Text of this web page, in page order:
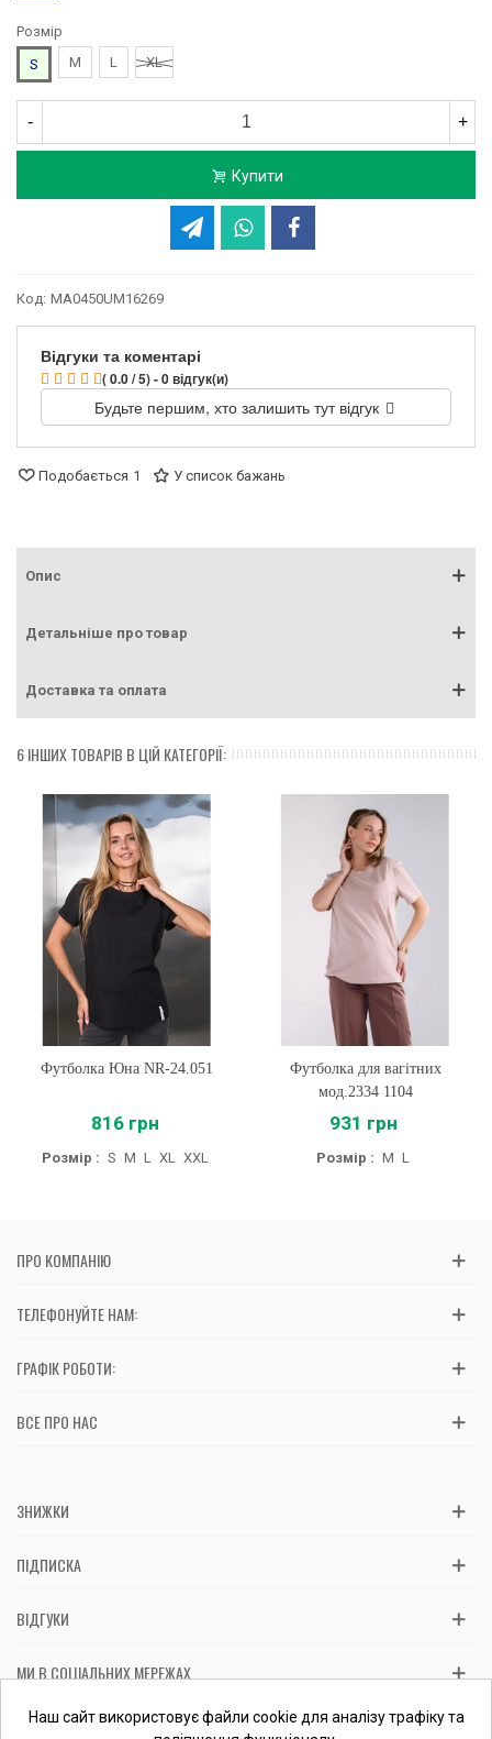
Розмір
S
M L XL
- +
Купити
Код: MA0450UM16269
Відгуки та коментарі
( 0.0 / 5) - 0 відгук(и)
Будьте першим, хто залишить тут відгук
Подобається 1 У список бажань
Опис
Детальніше про товар
Доставка та оплата
6 ІНШИХ ТОВАРІВ В ЦІЙ КАТЕГОРІЇ:
Футболка Юна NR-24.051
816 грн
Розмір : S M L XL XXL
Футболка для вагітних
мод.2334 1104
931 грн
Розмір : M L
ПРО КОМПАНІЮ
ТЕЛЕФОНУЙТЕ НАМ:
ГРАФІК РОБОТИ:
ВСЕ ПРО НАС
ЗНИЖКИ
ПІДПИСКА
ВІДГУКИ
МИ В СОЦІАЛЬНИХ МЕРЕЖАХ
Вас обслуговує: ФОП Косташ С.І., номер запису в ЄДР 2 673 000
0000 057597 від 06.01.2017.Перевірити ФОП
Наш сайт використовує файли cookie для аналізу трафіку та